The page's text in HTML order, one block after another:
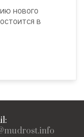
нового
в